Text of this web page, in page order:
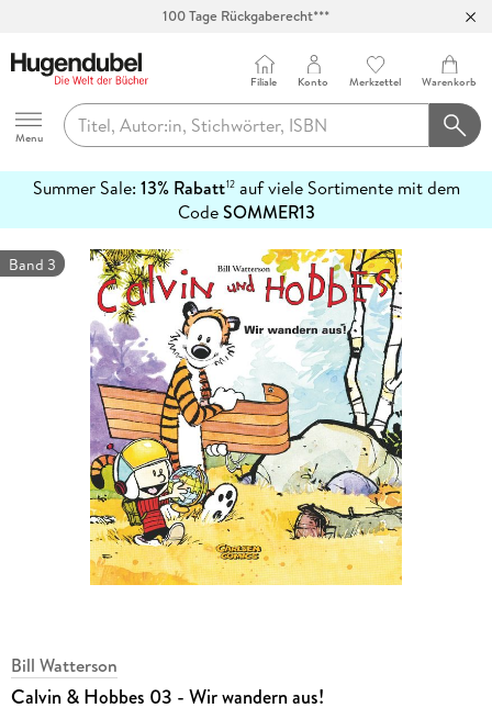
100 Tage Rückgaberecht***
Hugendubel
Menu
Filiale Konto Merkzettel Warenkorb
Summer Sale: 13% Rabatt12auf viele Sortimente mit dem
CodeSOMMER13
erfahren
Band 3
Bill Watterson
Calvin & Hobbes 03 - Wir wandern aus!